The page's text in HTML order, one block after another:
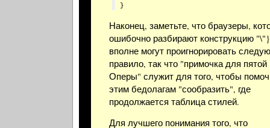
Наконец, заметьте, что браузеры,
ошибочно разбирают конструкцию
вполне могут проигнорировать
правило, так что "примочка для пятой
Оперы" служит для того, чтобы
этим бедолагам "сообразить", где
продолжается таблица стилей.
Для лучшего понимания того, что